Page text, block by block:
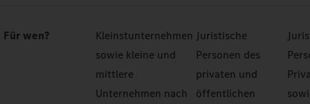
Für wen?
Kleinstunternehmen
sowie kleine und
mittlere
Unternehmen nach
Juristische
Personen des
privaten und
öffentlichen